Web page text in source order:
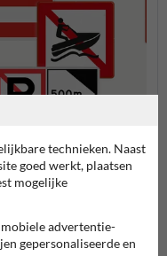
Verbodstekens
technieken. Naast
goed werkt, plaatsen
mogelijke
advertentie-
gepersonaliseerde en